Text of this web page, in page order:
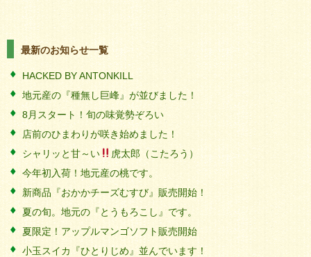
最新のお知らせ一覧
HACKED BY ANTONKILL
地元産の『種無し巨峰』が並びました！
8月スタート！旬の味覚勢ぞろい
店前のひまわりが咲き始めました！
シャリッと甘～い
虎太郎（こたろう）
今年初入荷！地元産の桃です。
新商品『おかかチーズむすび』販売開始！
夏の旬。地元の『とうもろこし』です。
夏限定！アップルマンゴソフト販売開始
小玉スイカ『ひとりじめ』並んでいます！